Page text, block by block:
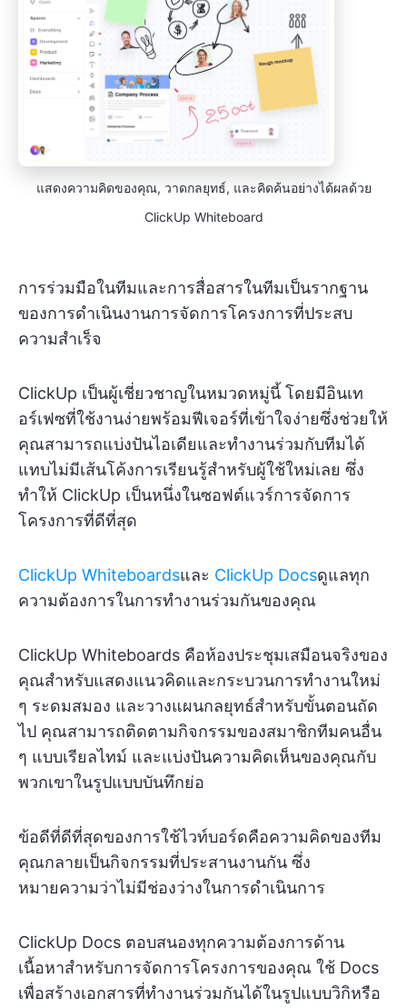
แสดงความคิดของคุณ, วาดกลยุทธ์, และคิดค้นอย่างได้ผลด้วย
ClickUp Whiteboard
การร่วมมือในทีมและการสื่อสารในทีมเป็นรากฐาน
ของการดำเนินงานการจัดการโครงการที่ประสบ
ความสำเร็จ
ClickUp เป็นผู้เชี่ยวชาญในหมวดหมู่นี้ โดยมีอินเท
อร์เฟซที่ใช้งานง่ายพร้อมฟีเจอร์ที่เข้าใจง่ายซึ่งช่วยให้
คุณสามารถแบ่งปันไอเดียและทำงานร่วมกับทีมได้
แทบไม่มีเส้นโค้งการเรียนรู้สำหรับผู้ใช้ใหม่เลย ซึ่ง
ทำให้ ClickUp เป็นหนึ่งในซอฟต์แวร์การจัดการ
โครงการที่ดีที่สุด
ClickUp Whiteboardsและ ClickUp Docsดูแลทุก
ความต้องการในการทำงานร่วมกันของคุณ
ClickUp Whiteboards คือห้องประชุมเสมือนจริงของ
คุณสำหรับแสดงแนวคิดและกระบวนการทำงานใหม่
ๆ ระดมสมอง และวางแผนกลยุทธ์สำหรับขั้นตอนถัด
ไป คุณสามารถติดตามกิจกรรมของสมาชิกทีมคนอื่น
ๆ แบบเรียลไทม์ และแบ่งปันความคิดเห็นของคุณกับ
พวกเขาในรูปแบบบันทึกย่อ
ข้อดีที่ดีที่สุดของการใช้ไวท์บอร์ดคือความคิดของทีม
คุณกลายเป็นกิจกรรมที่ประสานงานกัน ซึ่ง
หมายความว่าไม่มีช่องว่างในการดำเนินการ
ClickUp Docs ตอบสนองทุกความต้องการด้าน
เนื้อหาสำหรับการจัดการโครงการของคุณ ใช้ Docs
เพื่อสร้างเอกสารที่ทำงานร่วมกันได้ในรูปแบบวิกิหรือ